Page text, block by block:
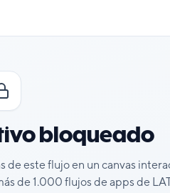
bloqueado
de este flujo en un canvas
de 1.000 flujos de apps de